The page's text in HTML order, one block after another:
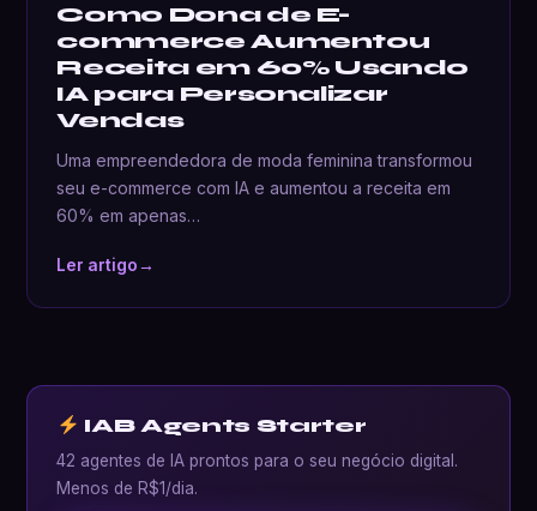
Como Dona de E-
commerce Aumentou
Receita em 60% Usando
IA para Personalizar
Vendas
Uma empreendedora de moda feminina transformou
seu e-commerce com IA e aumentou a receita em
60% em apenas…
Ler artigo→
IAB Agents Starter
42 agentes de IA prontos para o seu negócio digital.
Menos de R$1/dia.